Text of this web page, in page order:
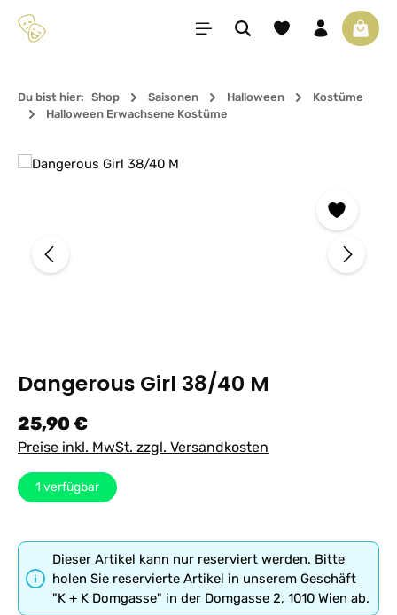
Zum Hauptinhalt springen Du hast 0 Produkte
Du bist hier: Shop Saisonen Halloween
Kostüme
Halloween Erwachsene Kostüme
Bildergalerie überspringen
Dangerous Girl 38/40 M
Regulärer Preis:
25,90 €
Preise inkl. MwSt. zzgl. Versandkosten
1 verfügbar
Dieser Artikel kann nur reserviert werden. Bitte
holen Sie reservierte Artikel in unserem Geschäft
"K + K Domgasse" in der Domgasse 2, 1010 Wien ab.